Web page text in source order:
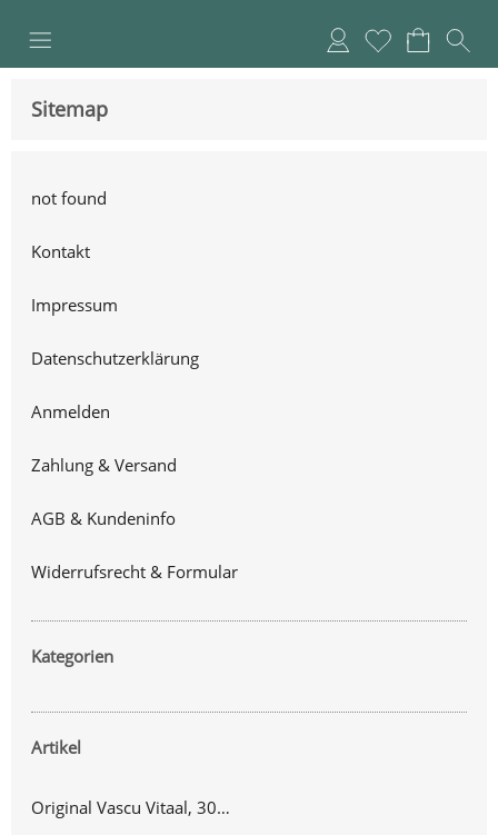
AnmeldenMerkliste
Sitemap
not found
Kontakt
Impressum
Datenschutzerklärung
Anmelden
Zahlung & Versand
AGB & Kundeninfo
Widerrufsrecht & Formular
Kategorien
Artikel
Original Vascu Vitaal, 300 Kapseln